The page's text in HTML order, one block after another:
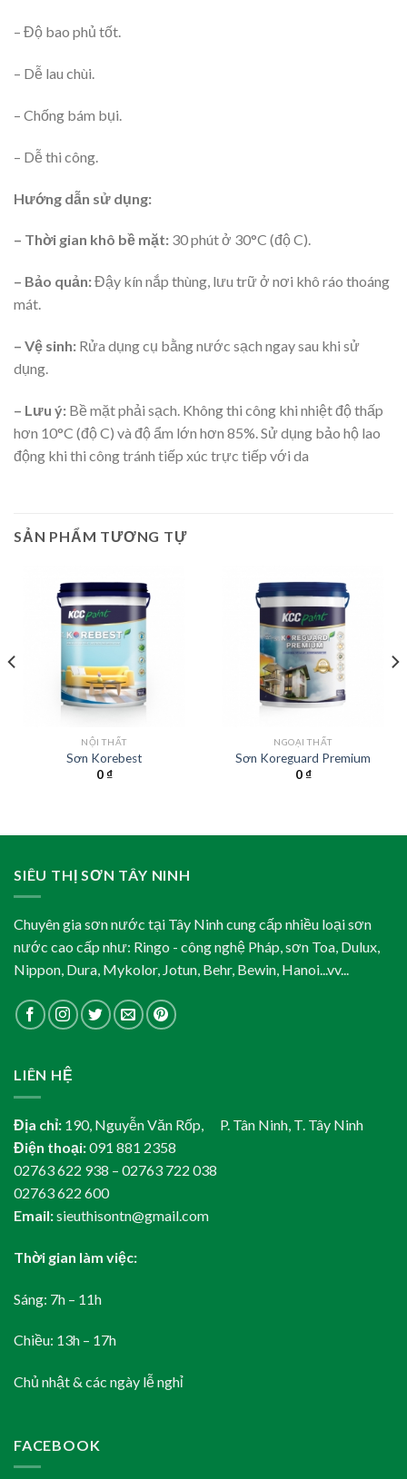
– Độ bao phủ tốt.
– Dễ lau chùi.
– Chống bám bụi.
– Dễ thi công.
Hướng dẫn sử dụng:
– Thời gian khô bề mặt: 30 phút ở 30°C (độ C).
– Bảo quản:Đậy kín nắp thùng, lưu trữ ở nơi khô ráo thoáng
mát.
– Vệ sinh: Rửa dụng cụ bằng nước sạch ngay sau khi sử
dụng.
– Lưu ý: Bề mặt phải sạch. Không thi công khi nhiệt độ thấp
hơn 10°C (độ C) và độ ẩm lớn hơn 85%. Sử dụng bảo hộ lao
động khi thi công tránh tiếp xúc trực tiếp với da
SẢN PHẨM TƯƠNG TỰ
NỘI THẤT
Sơn Korebest
0₫
NGOẠI THẤT
Sơn Koreguard Premium
0₫
SIÊU THỊ SƠN TÂY NINH
Chuyên gia sơn nước tại Tây Ninh cung cấp nhiều loại sơn
nước cao cấp như: Ringo - công nghệ Pháp, sơn Toa, Dulux,
Nippon, Dura, Mykolor, Jotun, Behr, Bewin, Hanoi...vv...
LIÊN HỆ
Địa chỉ: 190, Nguyễn Văn Rốp, P. Tân Ninh, T. Tây Ninh
Điện thoại:091 881 2358
02763 622 938 – 02763 722 038
02763 622 600
Email:sieuthisontn@gmail.com
Thời gian làm việc:
Sáng: 7h – 11h
Chiều: 13h – 17h
Chủ nhật & các ngày lễ nghỉ
FACEBOOK